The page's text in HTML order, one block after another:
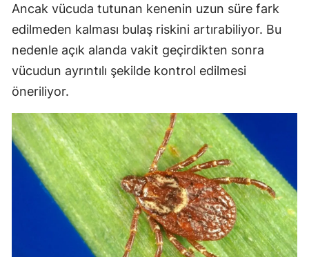
Ancak vücuda tutunan kenenin uzun süre fark
edilmeden kalması bulaş riskini artırabiliyor. Bu
nedenle açık alanda vakit geçirdikten sonra
vücudun ayrıntılı şekilde kontrol edilmesi
öneriliyor.